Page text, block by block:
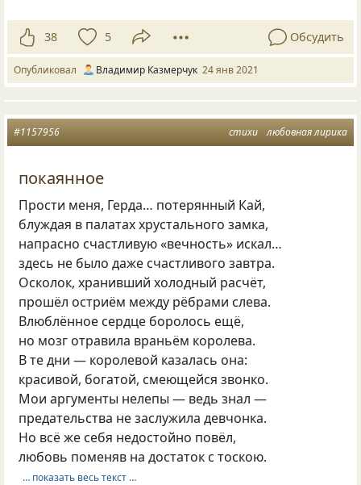
38 5 Обсудить
Опубликовал Владимир Казмерчук 24 янв 2021
стихи любовная лирика
#1157956
покаянное
Прости меня, Герда… потерянный Кай,
блуждая в палатах хрустального замка,
напрасно счастливую «вечность» искал…
здесь не было даже счастливого завтра.
Осколок, хранивший холодный расчёт,
прошёл остриём между рёбрами слева.
Влюблённое сердце боролось ещё,
но мозг отравила враньём королева.
В те дни — королевой казалась она:
красивой, богатой, смеющейся звонко.
Мои аргументы нелепы — ведь знал —
предательства не заслужила девчонка.
Но всё же себя недостойно повёл,
любовь поменяв на достаток с тоскою.
… показать весь текст …